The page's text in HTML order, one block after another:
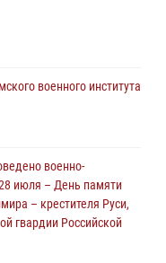
военного института
военно-
июля – День памяти
– крестителя Руси,
гвардии Российской